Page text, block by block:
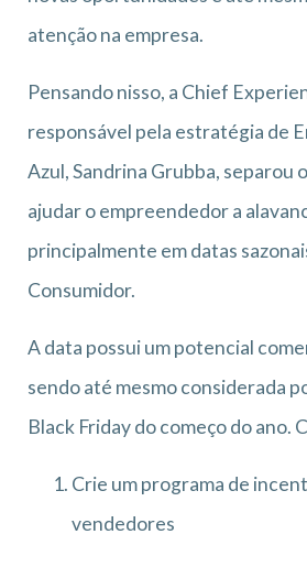
atenção na empresa.
Pensando nisso, a Chief
responsável pela estratégia de
Azul, Sandrina Grubba, separou
ajudar o empreendedor a
principalmente em datas
Consumidor.
A data possui um potencial
sendo até mesmo considerada
Black Friday do começo do ano.
Crie um programa de
vendedores